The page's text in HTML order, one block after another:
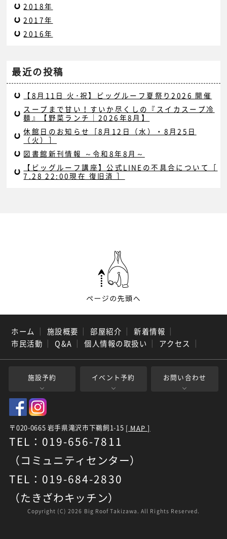
2018年
2017年
2016年
最近の投稿
【8月11日 火･祝】ビッグルーフ夏祭り2026 開催
スープまで甘い！すいか尽くしの『スイカスープ冷
麺』【野菜ランチ｜2026年8月】
休館日のお知らせ［8月12日（水）・8月25日
（火）］
図書館新刊情報 ～令和8年8月～
【ビッグルーフ講座】公式LINEの不具合について［
7.28 22:00現在 復旧済 ］
ホーム ｜ 施設概要 ｜ 部屋紹介 ｜ 新着情報 ｜
市民活動 ｜ Q&A ｜ 個人情報の取扱い ｜ アクセス ｜
施設予約 イベント予約 お問い合わせ
〒020-0665 岩手県滝沢市下鵜飼1-15 [ MAP ]
TEL：019-656-7811
（コミュニティセンター）
TEL：019-684-2830
（たきざわキッチン）
Copyright (C)2026 Big Roof Takizawa. All Rights Reserved.